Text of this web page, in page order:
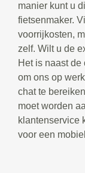
manier kunt u
fietsenmaker.
voorrijkosten,
zelf. Wilt u de
Het is naast
om ons op
chat te
moet worden
klantenservice
voor een